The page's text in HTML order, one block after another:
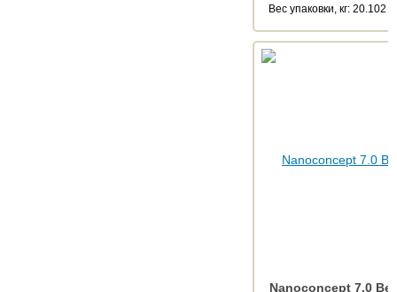
Веc упаковки, кг: 20.102
Nanoconcept 7.0